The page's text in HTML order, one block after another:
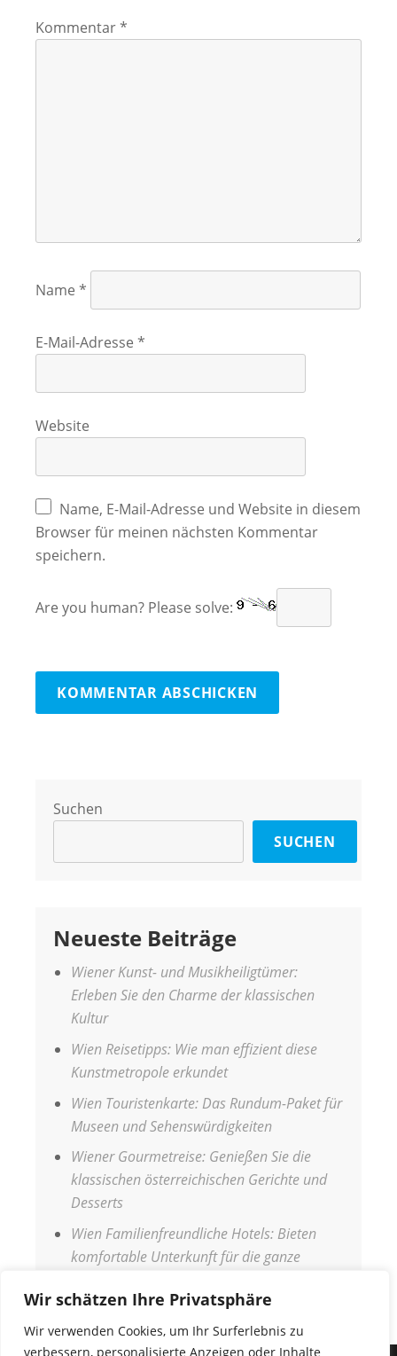
Wir schätzen Ihre Privatsphäre
Wir verwenden Cookies, um Ihr Surferlebnis zu
verbessern, personalisierte Anzeigen oder Inhalte
Kommentar*
Name *
E-Mail-Adresse *
Website
Name, E-Mail-Adresse und Website in diesem
Browser für meinen nächsten Kommentar
speichern.
Are you human? Please solve:
Suchen
SUCHEN
Neueste Beiträge
Wiener Kunst- und Musikheiligtümer:
Erleben Sie den Charme der klassischen
Kultur
Wien Reisetipps: Wie man effizient diese
Kunstmetropole erkundet
Wien Touristenkarte: Das Rundum-Paket für
Museen und Sehenswürdigkeiten
Wiener Gourmetreise: Genießen Sie die
klassischen österreichischen Gerichte und
Desserts
Wien Familienfreundliche Hotels: Bieten
komfortable Unterkunft für die ganze